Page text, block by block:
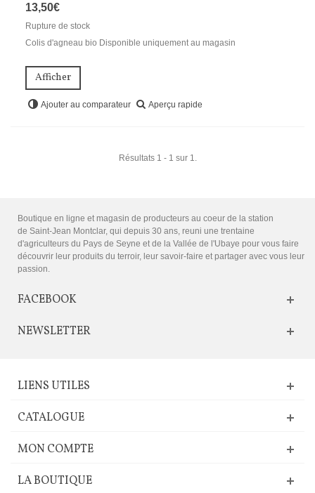
13,50€
Rupture de stock
Colis d'agneau bio Disponible uniquement au magasin
Afficher
Ajouter au comparateur Aperçu rapide
Résultats 1 - 1 sur 1.
Boutique en ligne et magasin de producteurs au coeur de la station
de Saint-Jean Montclar, qui depuis 30 ans, reuni une trentaine
d'agriculteurs du Pays de Seyne et de la Vallée de l'Ubaye pour vous faire
découvrir leur produits du terroir, leur savoir-faire et partager avec vous leur
passion.
FACEBOOK
NEWSLETTER
LIENS UTILES
CATALOGUE
MON COMPTE
LA BOUTIQUE